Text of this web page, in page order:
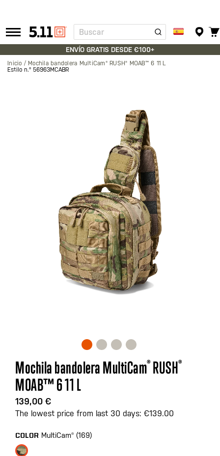
Tactical
Gear
Buscar
ENVÍO GRATIS DESDE €100+
Inicio
Mochila bandolera MultiCam® RUSH® MOAB™ 6 11 L
Estilo n.º 56963MCABR
Saltar
al
comienzo
la
galería
Mochila bandolera MultiCam® RUSH®
MOAB™ 6 11 L
139,00 €
The lowest price from last 30 days: €139.00
COLOR MultiCam® (169)